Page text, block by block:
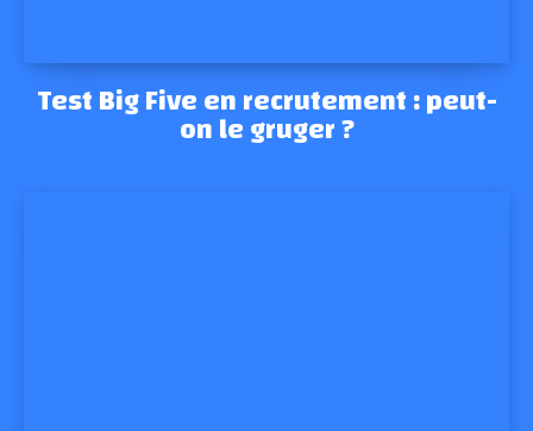
Test Big Five en recrutement : peut-
on le gruger ?